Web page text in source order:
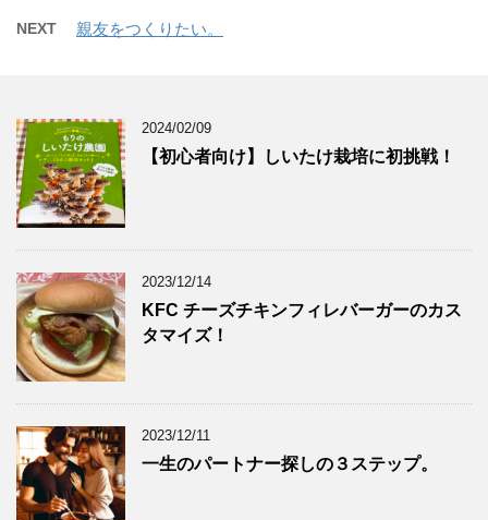
NEXT 親友をつくりたい。
2024/02/09
【初心者向け】しいたけ栽培に初挑戦！
2023/12/14
KFC チーズチキンフィレバーガーのカス
タマイズ！
2023/12/11
一生のパートナー探しの３ステップ。